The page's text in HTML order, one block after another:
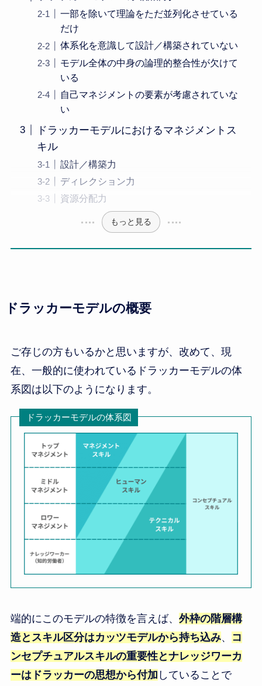
一部を除いて理論をただ並列化させている
だけ
体系化を意識して設計／構築されていない
モデル全体の中身の論理的整合性が欠けて
いる
自己マネジメントの要素が考慮されていな
い
ドラッカーモデルにおけるマネジメントス
キル
設計／構築力
ディレクション力
資源分配力
もっと見る
ドラッカーモデルの概要
ご存じの方もいるかと思いますが、改めて、現
在、一般的に使われているドラッカーモデルの体
系図は以下のようになります。
ドラッカーモデルの体系図
端的にこのモデルの特徴を言えば、 外枠の階層構
造とスキル区分はカッツモデルから持ち込み、
コ
ンセプチュアルスキルの重要性とナレッジワーカ
ーはドラッカーの思想から付加 していることで